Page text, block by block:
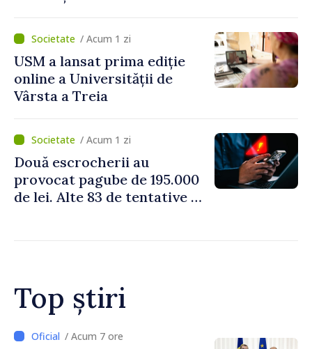
perioada concediilor
/ Acum 1 zi
USM a lansat prima ediție
online a Universității de
Vârsta a Treia
/ Acum 1 zi
Două escrocherii au
provocat pagube de 195.000
de lei. Alte 83 de tentative au
Top știri
/ Acum 4 ore